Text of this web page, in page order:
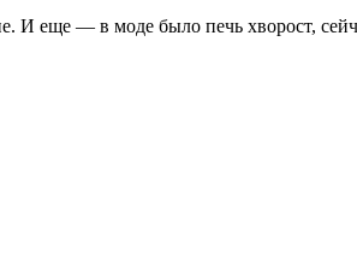
И еще — в моде было печь хворост,